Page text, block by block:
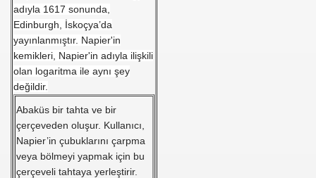
adıyla 1617 sonunda,
Edinburgh, İskoçya’da
yayınlanmıştır. Napier'in
kemikleri, Napier'in adıyla ilişkili
olan logaritma ile aynı şey
değildir.
Abaküs bir tahta ve bir
çerçeveden oluşur. Kullanıcı,
Napier’in çubuklarını çarpma
veya bölmeyi yapmak için bu
çerçeveli tahtaya yerleştirir.
77-73 Yenildi
açmak için 80 milyon dolar yatırdı
cihazı23564